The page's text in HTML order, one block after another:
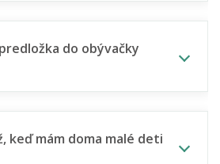
do obývačky
keď mám doma malé deti